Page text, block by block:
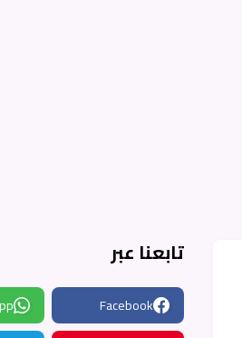
تابعنا عبر
Facebook